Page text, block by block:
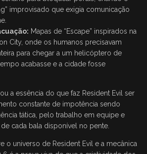
improvisado que exigia comunicação
Mapas de “Escape” inspirados na
City, onde os humanos precisavam
para chegar a um helicóptero de
acabasse e a cidade fosse
a essência do que faz Resident Evil ser
constante de impotência sendo
tática, pelo trabalho em equipe e
cada bala disponível no pente.
o universo de Resident Evil e a mecânica